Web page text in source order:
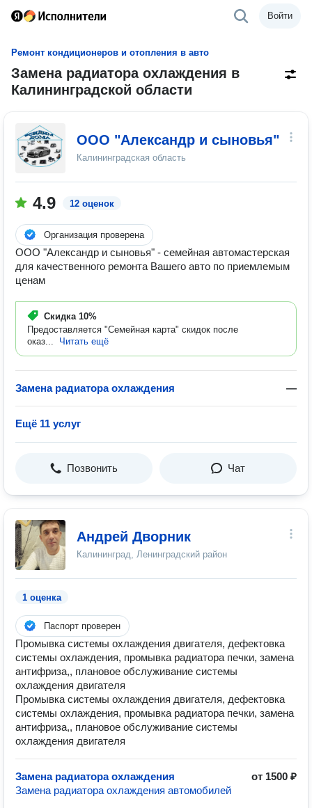
Войти
Ремонт кондиционеров и отопления в авто
Замена радиатора охлаждения в
Калининградской области
ООО "Александр и сыновья"
Калининградская область
4.9 12 оценок
Организация проверена
ООО "Александр и сыновья" - семейная автомастерская
для качественного ремонта Вашего авто по приемлемым
ценам
Скидка 10%
Предоставляется "Семейная карта" скидок после
оказ...
Читать ещё
Замена радиатора охлаждения —
Ещё 11 услуг
Позвонить Чат
Андрей Дворник
Калининград, Ленинградский район
1 оценка
Паспорт проверен
Промывка системы охлаждения двигателя, дефектовка
системы охлаждения, промывка радиатора печки, замена
антифриза,, плановое обслуживание системы
охлаждения двигателя
Промывка системы охлаждения двигателя, дефектовка
системы охлаждения, промывка радиатора печки, замена
антифриза,, плановое обслуживание системы
охлаждения двигателя
Замена радиатора охлаждения
от 1500 ₽
Замена радиатора охлаждения автомобилей